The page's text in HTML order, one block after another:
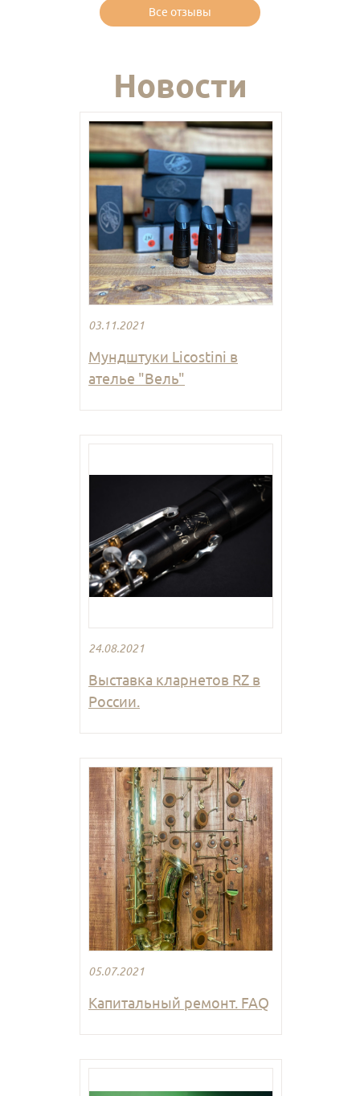
Все отзывы
Новости
03.11.2021
Мундштуки Licostini в
ателье "Вель"
24.08.2021
Выставка кларнетов RZ в
России.
05.07.2021
Капитальный ремонт. FAQ